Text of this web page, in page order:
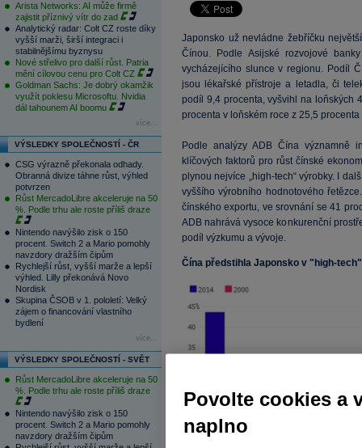
Arista Networks: AI může firmě
zajistit příznivý vítr do zad
Analytický radar: Colt CZ roste díky
vyšší marži, širší integraci i
stabilnějšímu byznysu
Nové střelivo pro další růst. Patria
mění cílovou cenu pro Colt CZ
Goldman Sachs: Je dobrý okamžik
využít poklesu Microsoftu. Nvidia
dál tahounem AI boomu
více...
VÝSLEDKY SPOLEČNOSTÍ - ČR
CSG výrazně překonala odhady.
Obranná divize táhne růst, výhled
potvrzen
Růst MercadoLibre akceleruje na 50
%. Podle trhu ale roste příliš draze
Nintendo navýšilo zisk o 150
procent. Switch 2 a Mario pomohly
navzdory dražším čipům
Rychlejší růst, vyšší marže a lepší
výhled. Lilly překonává Novo
Nordisk
Skupina ČSOB v 1. pololetí: Velký
zájem o financování vlastního
bydlení
více...
VÝSLEDKY SPOLEČNOSTÍ - SVĚT
Růst MercadoLibre akceleruje na 50
%. Podle trhu ale roste příliš draze
Nintendo navýšilo zisk o 150
procent. Switch 2 a Mario pomohly
navzdory dražším čipům
Japonsko už nevládne žebříčku
Čínou. Podle Asijské rozvojové
vycházejícího slunce v regionu. Podíl
jsou lékařské přístroje a letadla, či
podíl 9,4 procenta, vyšvihl na loňských
procenta v loňském roce z 25,5
Podle analýzy ADB Čína významně
klíčových faktorů pro růst čínské
plynou nejvíce „high-tech“ výrobky. I
vyššího výrobního hodnotového
čínského exportu, ve srovnání se 41
ADB nahrává vysoce konkurenční
podíl výzkumu a vývoje.
Čína předstihla Japonsko v "high-
Povolte cookies a
naplno